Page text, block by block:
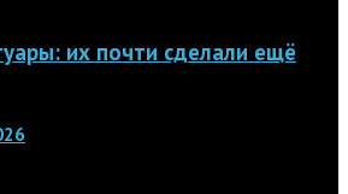
их почти сделали ещё